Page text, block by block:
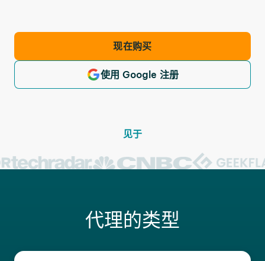
现在购买
使用 Google 注册
见于
代理的类型